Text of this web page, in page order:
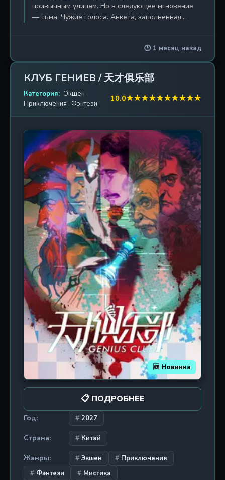
привычным улицам. Но в следующее мгновение
— тьма. Чужие голоса. Анкета, заполненная
за ней — бескрайняя пустошь, названная
«Землёй Конца». Здесь нет привычного неба, нет
солнца, есть лишь безысходность и кровавый
отсчёт. Десять дней. Каждый цикл — десять
дней. А затем — смерть, чтобы начать всё
заново, но не очистить память. Здесь правит
«Зодиак» — двенадцать созданий, каждое из
победители. Им нужно зрелище. Им нужно, чтобы
люди ломались, предавали, теряли себя. Игра —
это не битва за ресурсы. Это битва за рассудок. В
этом аду рождаются новые способности:
сверхъестественные дары, которые
пробуждаются в тех, кто способен выдержать
давление безысходности. Но дар — это не
спасение. Это ловушка, заставляющая думать,
что ты можешь вырваться. Ци Ся — один из таких
избранных. Он помнит больше, чем должен. Он
видит трещины в реальности. Он задаёт вопросы,
которые другие боятся произнести вслух:
«Почему именно мы? Сколько раз это уже было?
Что будет, если дойти до конца?» «Десять дней до
конца» — это история не о выживании. Это
история о том, как обычные люди превращаются
в чудовищ, когда теряют надежду. О том, как
тишина становится громче крика. О том, что
десять дней могут длиться вечность — если ты
знаешь, что за ними ничего нет.
🕒 1 месяц назад
КЛУБ ГЕНИЕВ / 天才俱乐部
Категория: Экшен ,
Приключения , Фэнтези
10.0★★★★★★★★★★
🆕 Новинка
📋 ПОДРОБНЕЕ
Год: 2027
Страна: Китай
Жанры: Экшен
Приключения
Фэнтези
Мистика